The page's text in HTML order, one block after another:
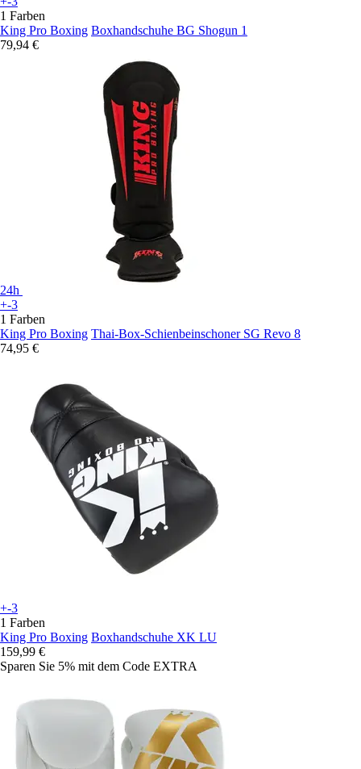
1 Farben
King Pro Boxing Boxhandschuhe BG Shogun 1
79,94 €
24h
+-3
1 Farben
King Pro Boxing Thai-Box-Schienbeinschoner SG Revo 8
74,95 €
+-3
1 Farben
King Pro Boxing Boxhandschuhe XK LU
159,99 €
Sparen Sie 5% mit dem Code EXTRA